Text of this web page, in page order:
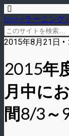
blog.eラーニング
2015年8月21日 •
2015年
月中に
間8/3～